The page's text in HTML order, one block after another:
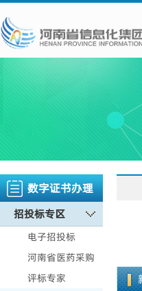
数字证书办理
招投标专区
电子招投标
河南省医药采购
评标专家